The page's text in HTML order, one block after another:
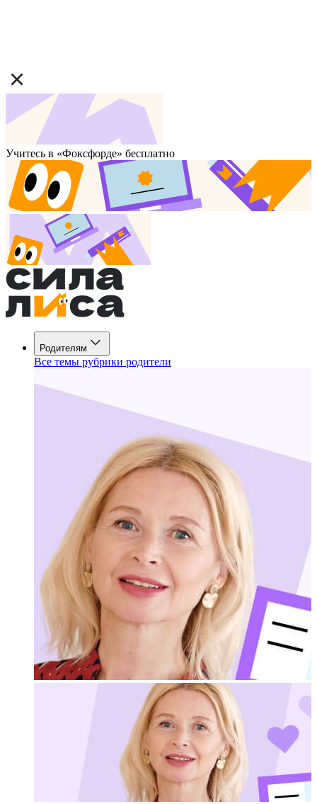
Учитесь в «Фоксфорде» бесплатно
Родителям
Все темы рубрики родители